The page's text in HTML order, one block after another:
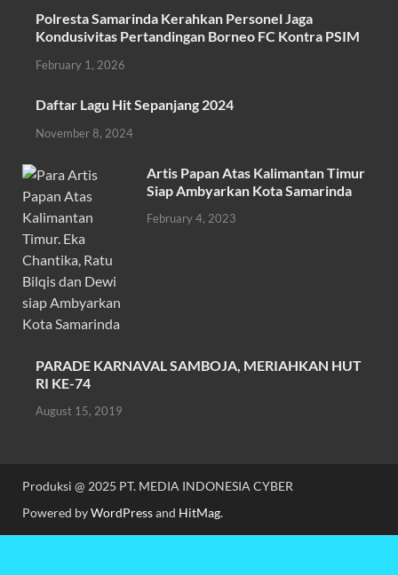
e
b
o
o
k
itt
er
at
A
p
p
ail ar
Polresta Samarinda Kerahkan Personel Jaga
Kondusivitas Pertandingan Borneo FC Kontra PSIM
February 1, 2026
Daftar Lagu Hit Sepanjang 2024
November 8, 2024
Artis Papan Atas Kalimantan Timur
Siap Ambyarkan Kota Samarinda
February 4, 2023
PARADE KARNAVAL SAMBOJA, MERIAHKAN HUT
RI KE-74
August 15, 2019
Produksi @ 2025 PT. MEDIA INDONESIA CYBER
Powered byWordPressand HitMag.